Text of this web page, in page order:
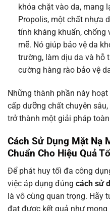
khóa chặt vào da, mang
Propolis, một chất nhựa
tính kháng khuẩn, chống
mẽ. Nó giúp bảo vệ da
trường, làm dịu da và hỗ
cường hàng rào bảo vệ
Những thành phần này
cấp dưỡng chất chuyên
trở thành một giải pháp
Cách Sử Dụng Mặt Nạ
Chuẩn Cho Hiệu Quả
Để phát huy tối đa công
việc áp dụng đúng cách sử
là vô cùng quan trọng. Hãy
đạt được kết quả như mong